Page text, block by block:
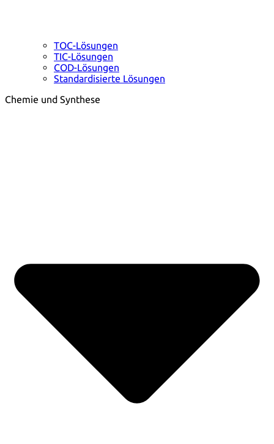
TOC-Lösungen
TIC-Lösungen
COD-Lösungen
Standardisierte Lösungen
Chemie und Synthese